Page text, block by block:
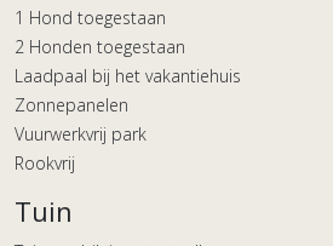
1 Hond toegestaan
2 Honden toegestaan
Laadpaal bij het vakantiehuis
Zonnepanelen
Vuurwerkvrij park
Rookvrij
Tuin